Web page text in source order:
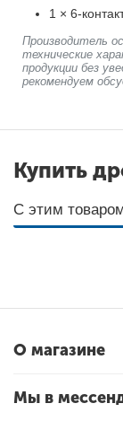
1 × 6-
Производитель
технические
продукции без
рекомендуем
Купить
С этим
О магазине
Мы в